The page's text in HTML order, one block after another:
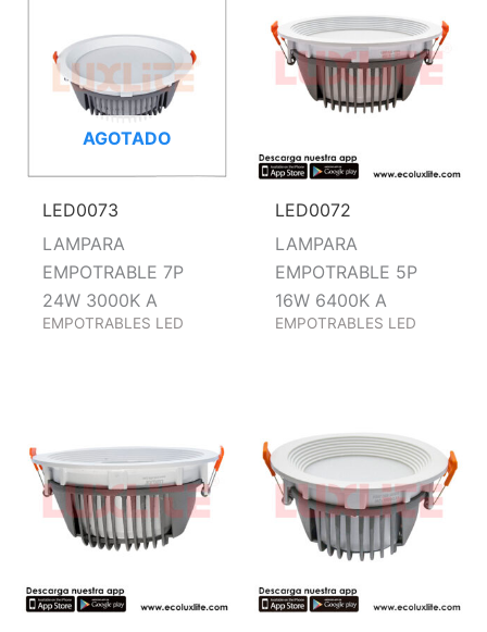
AGOTADO
LED0073
LAMPARA
EMPOTRABLE 7P
24W 3000K A
EMPOTRABLES LED
LED0072
LAMPARA
EMPOTRABLE 5P
16W 6400K A
EMPOTRABLES LED